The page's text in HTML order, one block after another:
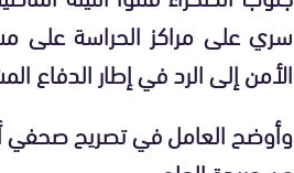
سري على مراكز الحراسة على
الأمن إلى الرد في إطار الدفاع
وأوضح العامل في تصريح صحفي أن 290 مهاجرا سريا تم توقيفهم على إثر هذا